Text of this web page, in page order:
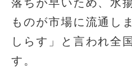
落ちが早いため、水
ものが市場に流通し
しらす」と言われ全
す。